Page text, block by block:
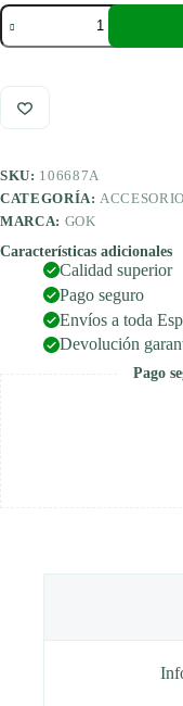
Conector
GF
W21,8
RST
cantidad
SKU: 106687A
CATEGORÍA:
MARCA: GOK
Características adicionales
Calidad superior
Pago seguro
Envíos a toda
Devolución
Pago